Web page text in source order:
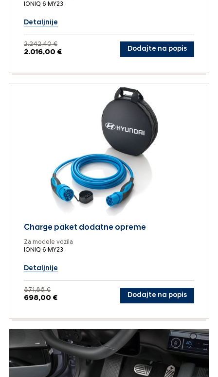
IONIQ 6 MY23
Detaljnije
2.242,40 €
2.016,00 € Dodajte na popis
Charge paket dodatne opreme
Za modele vozila
IONIQ 6 MY23
Detaljnije
871,86 €
698,00 € Dodajte na popis